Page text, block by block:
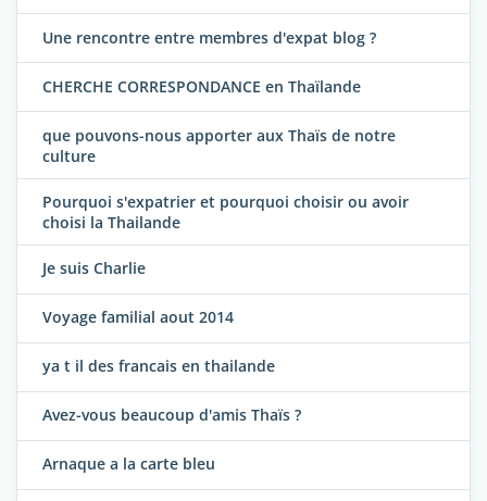
Une rencontre entre membres d'expat blog ?
CHERCHE CORRESPONDANCE en Thaïlande
que pouvons-nous apporter aux Thaïs de notre
culture
Pourquoi s'expatrier et pourquoi choisir ou avoir
choisi la Thailande
Je suis Charlie
Voyage familial aout 2014
ya t il des francais en thailande
Avez-vous beaucoup d'amis Thaïs ?
Arnaque a la carte bleu